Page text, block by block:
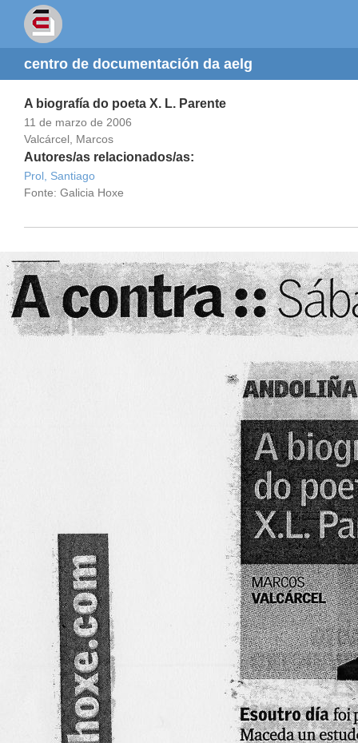
centro de documentación da aelg
A biografía do poeta X. L. Parente
11 de marzo de 2006
Valcárcel, Marcos
Autores/as relacionados/as:
Prol, Santiago
Fonte: Galicia Hoxe